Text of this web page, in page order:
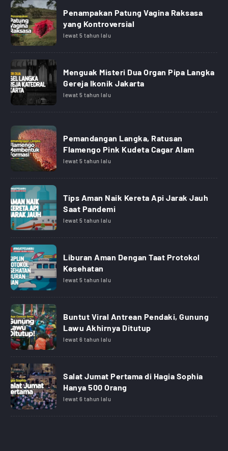
Penampakan Patung Vagina Raksasa
yang Kontroversial
lewat 5 tahun lalu
Menguak Misteri Dua Organ Pipa Langka
Gereja Ikonik Jakarta
lewat 5 tahun lalu
Pemandangan Langka, Ratusan
Flamengo Pink Kudeta Cagar Alam
lewat 5 tahun lalu
Tips Aman Naik Kereta Api Jarak Jauh
Saat Pandemi
lewat 5 tahun lalu
Liburan Aman Dengan Taat Protokol
Kesehatan
lewat 5 tahun lalu
Buntut Viral Antrean Pendaki, Gunung
Lawu Akhirnya Ditutup
lewat 6 tahun lalu
Salat Jumat Pertama di Hagia Sophia
Hanya 500 Orang
lewat 6 tahun lalu